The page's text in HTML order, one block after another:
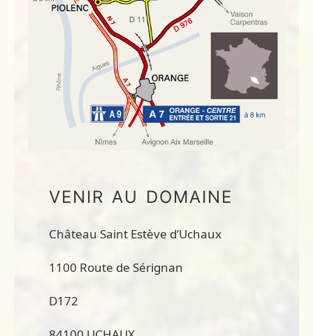
VENIR AU DOMAINE
​Château Saint Estève d’Uchaux
1100 Route de Sérignan
D172